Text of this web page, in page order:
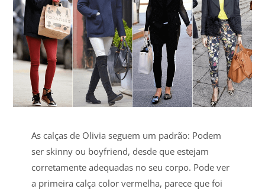
As calças de Olivia seguem um padrão: Podem
ser skinny ou boyfriend, desde que estejam
corretamente adequadas no seu corpo. Pode ver
a primeira calça color vermelha, parece que foi